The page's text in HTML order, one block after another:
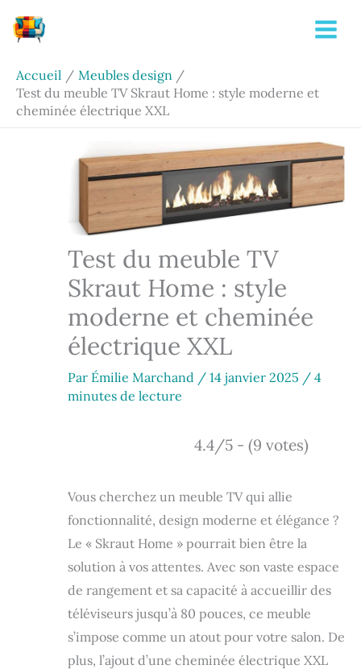
au
Accueil
Meubles design
Test du meuble TV Skraut Home : style moderne et
cheminée électrique XXL
Test du meuble TV
Skraut Home : style
moderne et cheminée
électrique XXL
Par Émilie Marchand / 14 janvier 2025 / 4
minutes de lecture
4.4/5 - (9 votes)
Vous cherchez un meuble TV qui allie
fonctionnalité, design moderne et élégance ?
Le « Skraut Home » pourrait bien être la
solution à vos attentes. Avec son vaste espace
de rangement et sa capacité à accueillir des
téléviseurs jusqu’à 80 pouces, ce meuble
s’impose comme un atout pour votre salon. De
plus, l’ajout d’une cheminée électrique XXL
Rechercher